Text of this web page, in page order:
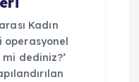
Kadın
operasyonel
dediniz?’